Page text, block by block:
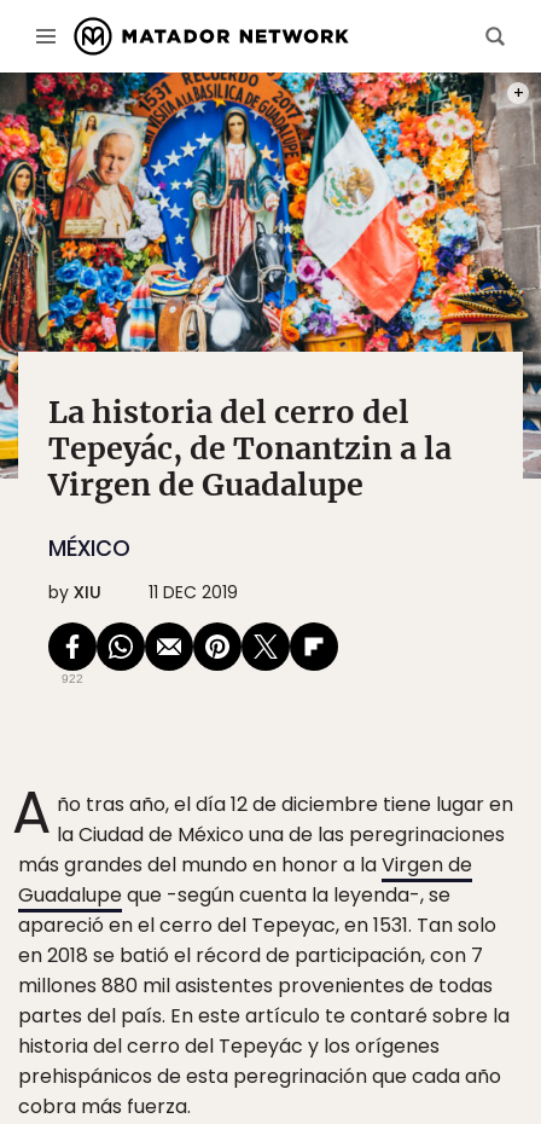
La historia del cerro del
Tepeyác, de Tonantzin a la
Virgen de Guadalupe
MÉXICO
by XIU 11 DEC 2019
922
A ño tras año, el día 12 de diciembre tiene lugar en
la Ciudad de México una de las peregrinaciones
más grandes del mundo en honor a laVirgen de
Guadalupeque -según cuenta la leyenda-, se
apareció en el cerro del Tepeyac, en 1531. Tan solo
en 2018 se batió el récord de participación, con 7
millones 880 mil asistentes provenientes de todas
partes del país. En este artículo te contaré sobre la
historia del cerro del Tepeyác y los orígenes
prehispánicos de esta peregrinación que cada año
cobra más fuerza.